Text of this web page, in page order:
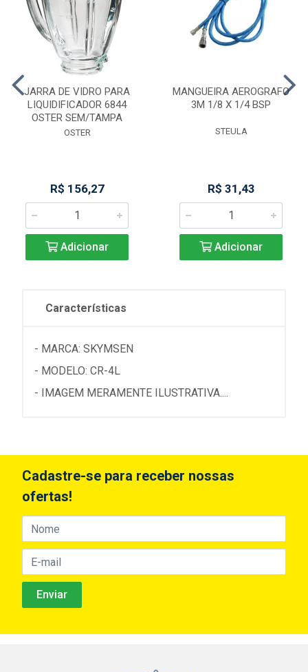
JARRA DE VIDRO PARA
LIQUIDIFICADOR 6844
OSTER SEM/TAMPA
OSTER
R$ 156,27
Adicionar
MANGUEIRA AEROGRAFO
3M 1/8 X 1/4 BSP
STEULA
R$ 31,43
Adicionar
Características
- MARCA: SKYMSEN
- MODELO: CR-4L
- IMAGEM MERAMENTE ILUSTRATIVA....
Cadastre-se para receber nossas
ofertas!